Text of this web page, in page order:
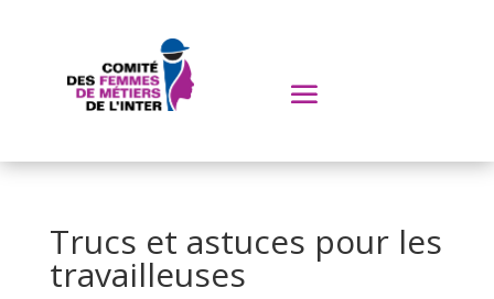
Trucs et astuces pour les
travailleuses